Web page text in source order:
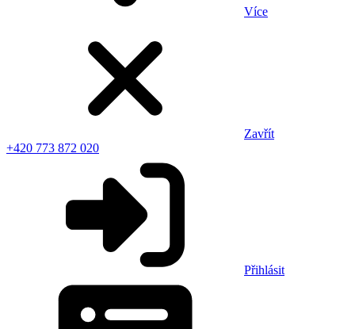
Více
Zavřít
+420 773 872 020
Přihlásit